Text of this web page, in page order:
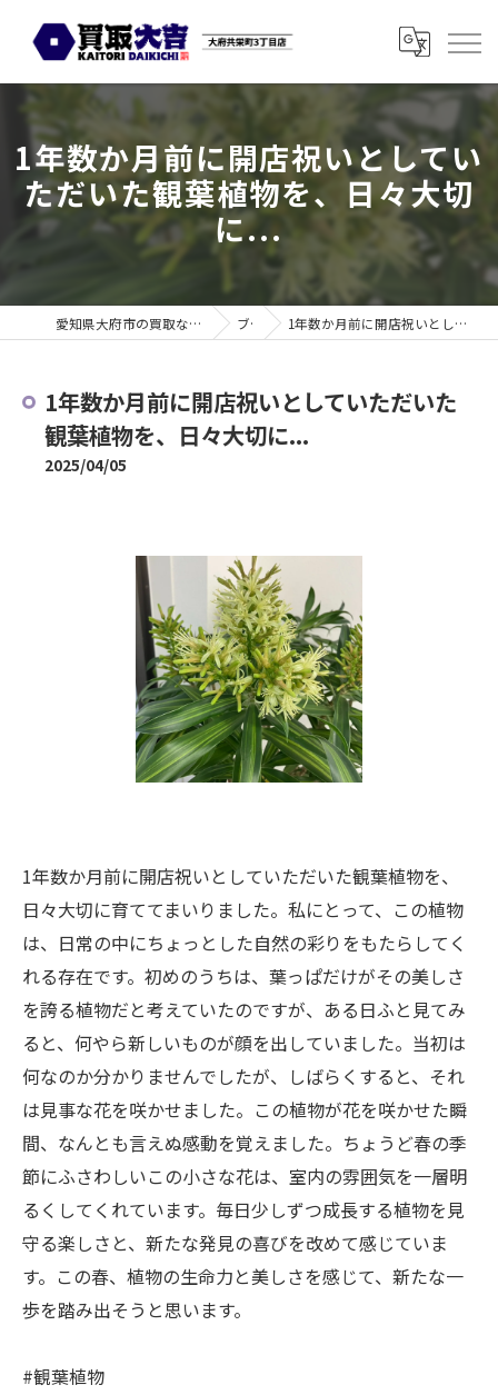
1年数か月前に開店祝いとしてい
ただいた観葉植物を、日々大切
に...
愛知県大府市の買取なら買取大吉 大府共栄町3丁目店 ブログ 1年数か月前に開店祝いとしていただいた観葉植物を、日々大切に...
1年数か月前に開店祝いとしていただいた
観葉植物を、日々大切に...
2025/04/05
1年数か月前に開店祝いとしていただいた観葉植物を、
日々大切に育ててまいりました。私にとって、この植物
は、日常の中にちょっとした自然の彩りをもたらしてく
れる存在です。初めのうちは、葉っぱだけがその美しさ
を誇る植物だと考えていたのですが、ある日ふと見てみ
ると、何やら新しいものが顔を出していました。当初は
何なのか分かりませんでしたが、しばらくすると、それ
は見事な花を咲かせました。この植物が花を咲かせた瞬
間、なんとも言えぬ感動を覚えました。ちょうど春の季
節にふさわしいこの小さな花は、室内の雰囲気を一層明
るくしてくれています。毎日少しずつ成長する植物を見
守る楽しさと、新たな発見の喜びを改めて感じていま
す。この春、植物の生命力と美しさを感じて、新たな一
歩を踏み出そうと思います。
#観葉植物